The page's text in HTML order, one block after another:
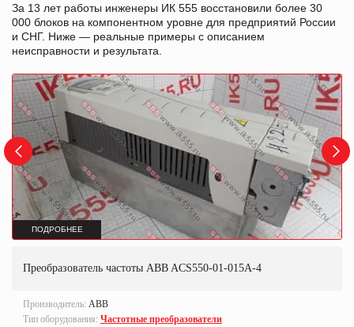
За 13 лет работы инженеры ИК 555 восстановили более 30
000 блоков на компонентном уровне для предприятий России
и СНГ. Ниже — реальные примеры с описанием
неисправности и результата.
ПОДРОБНЕЕ
Преобразователь частоты ABB ACS550-01-015A-4
Производитель: ABB
Тип оборудования: Частотные преобразователи